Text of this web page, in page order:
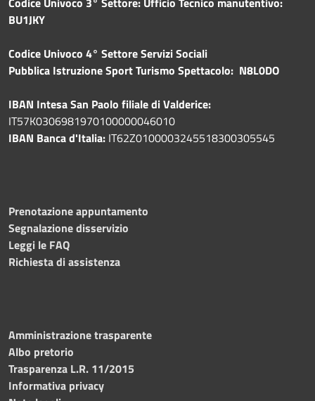
BU1JKY
Codice Univoco 4° Settore Servizi Sociali
Pubblica Istruzione Sport Turismo Spettacolo: N8L0DO
IBAN Intesa San Paolo filiale di Valderice:
IT57K0306981970100000046010
IBAN Banca d'Italia: IT62Z0100003245518300305545
Prenotazione appuntamento
Segnalazione disservizio
Leggi le FAQ
Richiesta di assistenza
Amministrazione trasparente
Albo pretorio
Trasparenza L.R. 11/2015
Informativa privacy